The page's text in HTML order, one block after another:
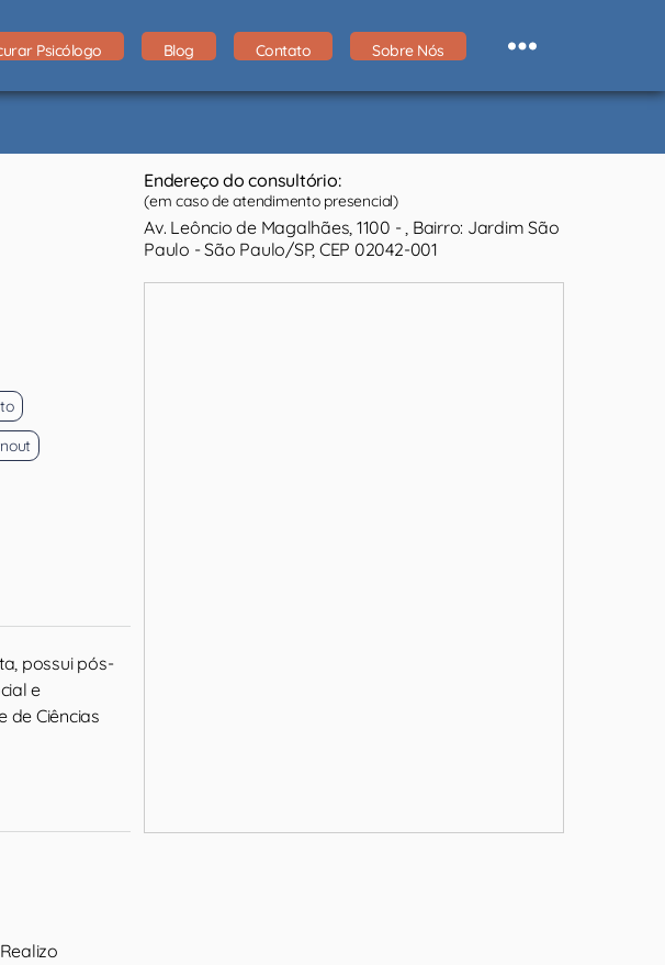
Psicólogo Blog Contato Sobre Nós
possui pós-
e
de Ciências
Endereço do consultório:
(em caso de atendimento presencial)
Av. Leôncio de Magalhães, 1100 - , Bairro: Jardim São
Paulo - São Paulo/SP, CEP 02042-001